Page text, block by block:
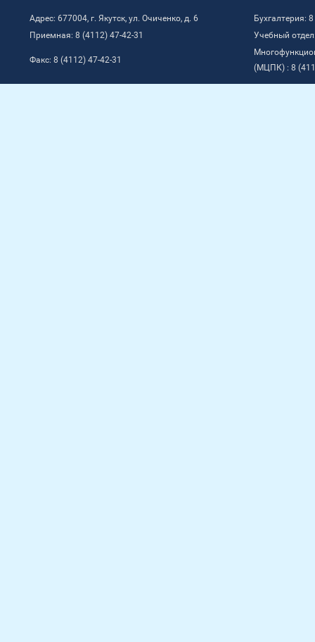
Адрес: 677004, г. Якутск, ул. Очиченко, д. 6
Бухгалтерия:
Приемная: 8 (4112) 47-42-31
Учебный
Факс: 8 (4112) 47-42-31
(МЦПК) : 8